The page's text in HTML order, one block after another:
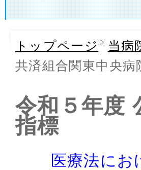
トップページ 当病
共済組合関東中央病
令和５年度
指標
医療法にお